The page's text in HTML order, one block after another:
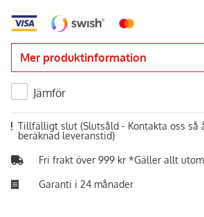
Mer produktinformation
Jämför
Tillfälligt slut (Slutsåld - Kontakta oss så
beräknad leveranstid)
Fri frakt över 999 kr *Gäller allt
Garanti i 24 månader